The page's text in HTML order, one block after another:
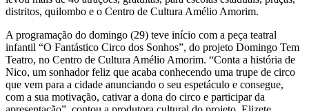
distritos, quilombo e o Centro de Cultura Amélio Amorim.
A programação do domingo (29) teve início com a peça teatral
infantil “O Fantástico Circo dos Sonhos”, do projeto Domingo Tem
Teatro, no Centro de Cultura Amélio Amorim. “Conta a história de
Nico, um sonhador feliz que acaba conhecendo uma trupe de circo
que vem para a cidade anunciando o seu espetáculo e consegue,
com a sua motivação, cativar a dona do circo e participar da